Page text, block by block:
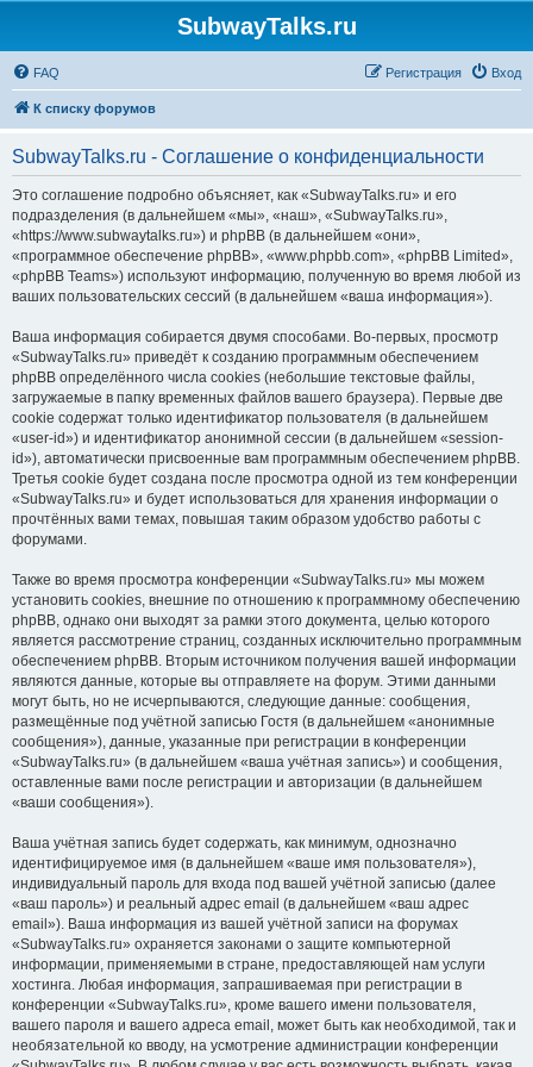
SubwayTalks.ru
FAQ Вход
Регистрация
К списку форумов
SubwayTalks.ru - Соглашение о конфиденциальности
Это соглашение подробно объясняет, как «SubwayTalks.ru» и его
подразделения (в дальнейшем «мы», «наш», «SubwayTalks.ru»,
«https://www.subwaytalks.ru») и phpBB (в дальнейшем «они»,
«программное обеспечение phpBB», «www.phpbb.com», «phpBB Limited»,
«phpBB Teams») используют информацию, полученную во время любой из
ваших пользовательских сессий (в дальнейшем «ваша информация»).
Ваша информация собирается двумя способами. Во-первых, просмотр
«SubwayTalks.ru» приведёт к созданию программным обеспечением
phpBB определённого числа cookies (небольшие текстовые файлы,
загружаемые в папку временных файлов вашего браузера). Первые две
cookie содержат только идентификатор пользователя (в дальнейшем
«user-id») и идентификатор анонимной сессии (в дальнейшем «session-
id»), автоматически присвоенные вам программным обеспечением phpBB.
Третья cookie будет создана после просмотра одной из тем конференции
«SubwayTalks.ru» и будет использоваться для хранения информации о
прочтённых вами темах, повышая таким образом удобство работы с
форумами.
Также во время просмотра конференции «SubwayTalks.ru» мы можем
установить cookies, внешние по отношению к программному обеспечению
phpBB, однако они выходят за рамки этого документа, целью которого
является рассмотрение страниц, созданных исключительно программным
обеспечением phpBB. Вторым источником получения вашей информации
являются данные, которые вы отправляете на форум. Этими данными
могут быть, но не исчерпываются, следующие данные: сообщения,
размещённые под учётной записью Гостя (в дальнейшем «анонимные
сообщения»), данные, указанные при регистрации в конференции
«SubwayTalks.ru» (в дальнейшем «ваша учётная запись») и сообщения,
оставленные вами после регистрации и авторизации (в дальнейшем
«ваши сообщения»).
Ваша учётная запись будет содержать, как минимум, однозначно
идентифицируемое имя (в дальнейшем «ваше имя пользователя»),
индивидуальный пароль для входа под вашей учётной записью (далее
«ваш пароль») и реальный адрес email (в дальнейшем «ваш адрес
email»). Ваша информация из вашей учётной записи на форумах
«SubwayTalks.ru» охраняется законами о защите компьютерной
информации, применяемыми в стране, предоставляющей нам услуги
хостинга. Любая информация, запрашиваемая при регистрации в
конференции «SubwayTalks.ru», кроме вашего имени пользователя,
вашего пароля и вашего адреса email, может быть как необходимой, так и
необязательной ко вводу, на усмотрение администрации конференции